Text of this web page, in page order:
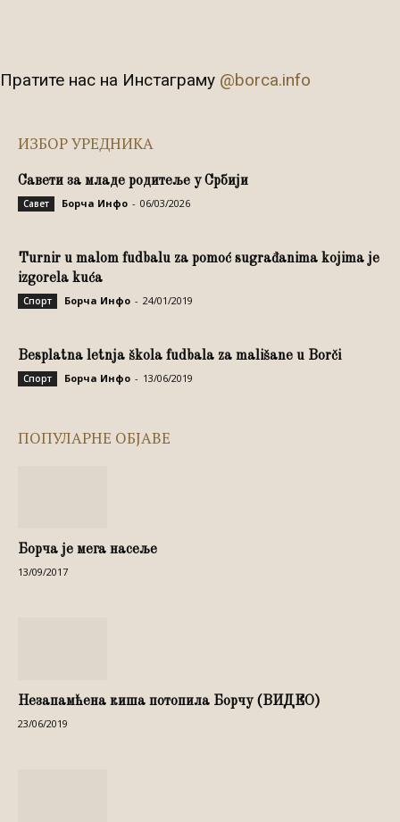
Пратите нас на Инстаграму @borca.info
ИЗБОР УРЕДНИКА
Савети за младе родитеље у Србији
Савет Борча Инфо - 06/03/2026
Turnir u malom fudbalu za pomoć sugrađanima kojima je
izgorela kuća
Спорт Борча Инфо - 24/01/2019
Besplatna letnja škola fudbala za mališane u Borči
Спорт Борча Инфо - 13/06/2019
ПОПУЛАРНЕ ОБЈАВЕ
Борча је мега насеље
13/09/2017
Незапамћена киша потопила Борчу (ВИДЕО)
23/06/2019